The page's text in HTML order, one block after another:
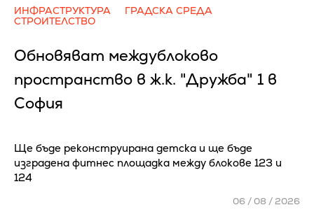
ИНФРАСТРУКТУРА
ГРАДСКА СРЕДА
СТРОИТЕЛСТВО
Обновяват междублоково
пространство в ж.к. "Дружба" 1 в
София
Ще бъде реконструирана детска и ще бъде
изградена фитнес площадка между блокове 123 и
124
06 / 08 / 2026